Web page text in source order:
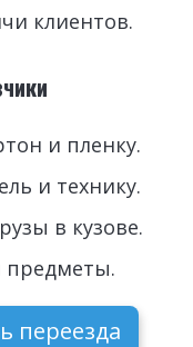
клиентов.
и пленку.
и технику.
в кузове.
предметы.
переезда